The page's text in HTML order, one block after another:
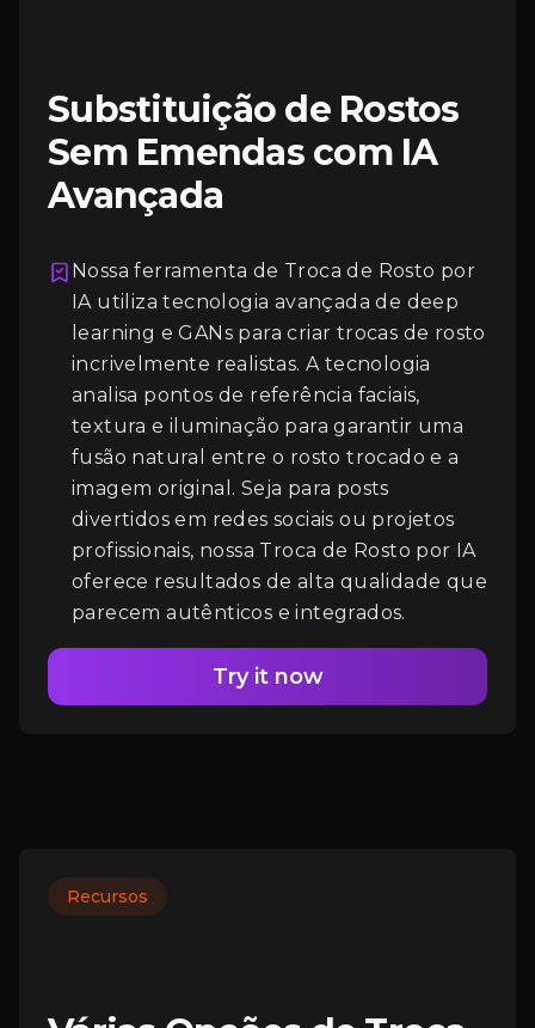
Substituição de Rostos
Sem Emendas com IA
Avançada
Nossa ferramenta de Troca de Rosto por
IA utiliza tecnologia avançada de deep
learning e GANs para criar trocas de rosto
incrivelmente realistas. A tecnologia
analisa pontos de referência faciais,
textura e iluminação para garantir uma
fusão natural entre o rosto trocado e a
imagem original. Seja para posts
divertidos em redes sociais ou projetos
profissionais, nossa Troca de Rosto por IA
oferece resultados de alta qualidade que
parecem autênticos e integrados.
Try it now
Recursos